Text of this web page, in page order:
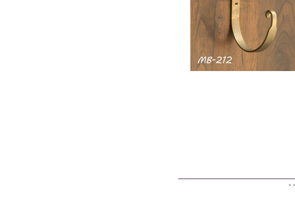
＞